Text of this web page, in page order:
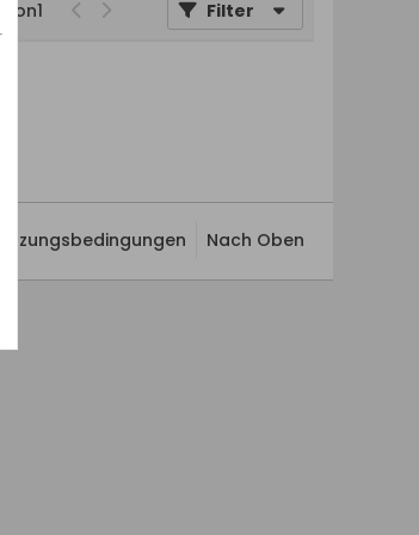
von1 Filter
Nutzungsbedingungen Nach Oben